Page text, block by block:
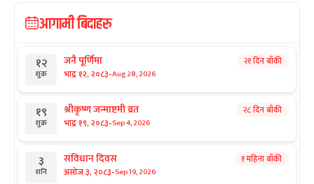
आगामी बिदाहरु
१२
शुक्र
जनै पूर्णिमा
भाद्र १२, २०८३-Aug 28, 2026
२१ दिन बाँकी
१९
शुक्र
श्रीकृष्ण जन्माष्टमी व्रत
भाद्र १९, २०८३-Sep 4, 2026
२८ दिन बाँकी
३
शनि
संविधान दिवस
असोज ३, २०८३-Sep 19, 2026
१ महिना बाँकी